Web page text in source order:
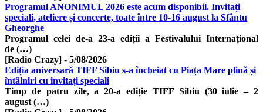
Programul ANONIMUL 2026 este acum disponibil. Invitați
speciali, ateliere și concerte, toate între 10-16 august la Sfântu
Gheorghe
Programul celei de-a 23-a ediții a Festivalului Internațional
de (…)
[Radio Crazy] - 5/08/2026
Ediția aniversară TIFF Sibiu s-a încheiat cu Piața Mare plină și
întâlniri cu invitați speciali
Timp de patru zile, a 20-a ediție TIFF Sibiu (30 iulie – 2
august (…)